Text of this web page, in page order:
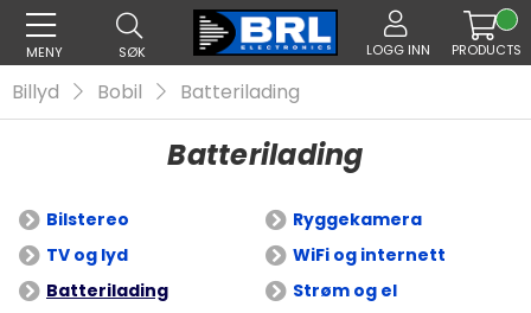
MENY SØK LOGG INN PRODUCTS
Billyd Bobil Batterilading
Batterilading
Bilstereo
Ryggekamera
TV og lyd
WiFi og internett
Batterilading
Strøm og el